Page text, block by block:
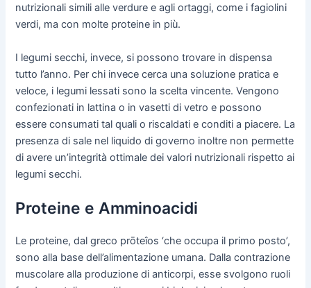
nutrizionali simili alle verdure e agli ortaggi, come i fagiolini
verdi, ma con molte proteine in più.
I legumi secchi, invece, si possono trovare in dispensa
tutto l’anno. Per chi invece cerca una soluzione pratica e
veloce, i legumi lessati sono la scelta vincente. Vengono
confezionati in lattina o in vasetti di vetro e possono
essere consumati tal quali o riscaldati e conditi a piacere. La
presenza di sale nel liquido di governo inoltre non permette
di avere un’integrità ottimale dei valori nutrizionali rispetto ai
legumi secchi.
Proteine e Amminoacidi
Le proteine, dal greco prōteîos ‘che occupa il primo posto’,
sono alla base dell’alimentazione umana. Dalla contrazione
muscolare alla produzione di anticorpi, esse svolgono ruoli